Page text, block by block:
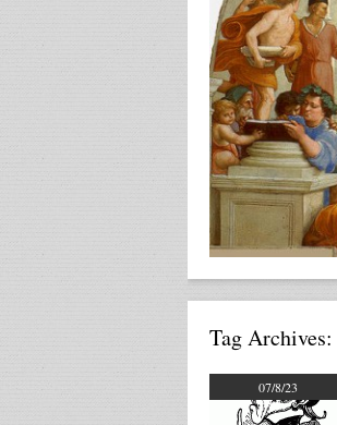
Tag Archives:
07/8/23